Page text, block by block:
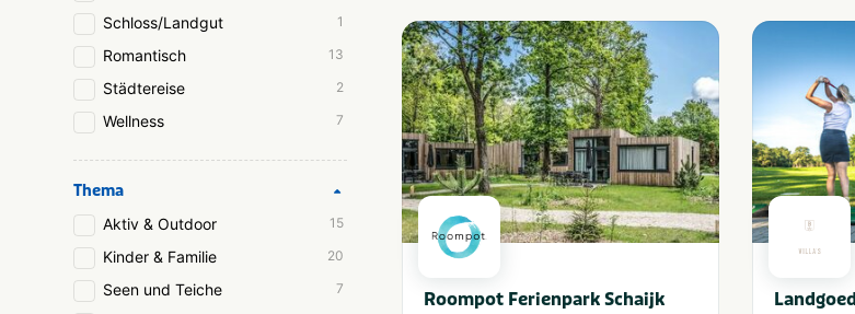
Schloss/Landgut 1
Romantisch 13
Städtereise 2
Wellness 7
Thema
Aktiv & Outdoor 15
Kinder & Familie 20
Seen und Teiche 7 Roompot Ferienpark Schaijk